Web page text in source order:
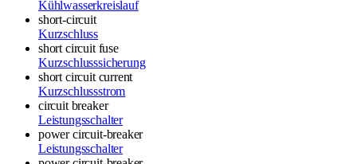
Kühlwasserkreislauf
short-circuit
Kurzschluss
short circuit fuse
Kurzschlusssicherung
short circuit current
Kurzschlussstrom
circuit breaker
Leistungsschalter
power circuit-breaker
Leistungsschalter